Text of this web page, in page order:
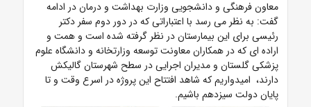
معاون فرهنگی و دانشجویی وزارت بهداشت و درمان در ادامه
گفت: به نظر می رسد با اعتباراتی که در دور دوم سفر دکتر
رئیسی برای این بیمارستان در نظر گرفته شده است و همت و
اراده ای که در همکاران معاونت توسعه وزارتخانه و دانشگاه علوم
پزشکی گلستان و مدیران اجرایی در سطح شهرستان گالیکش
دارند، امیدواریم که شاهد افتتاح این پروژه در اسرع وقت و تا
پایان دولت سیزدهم باشیم.